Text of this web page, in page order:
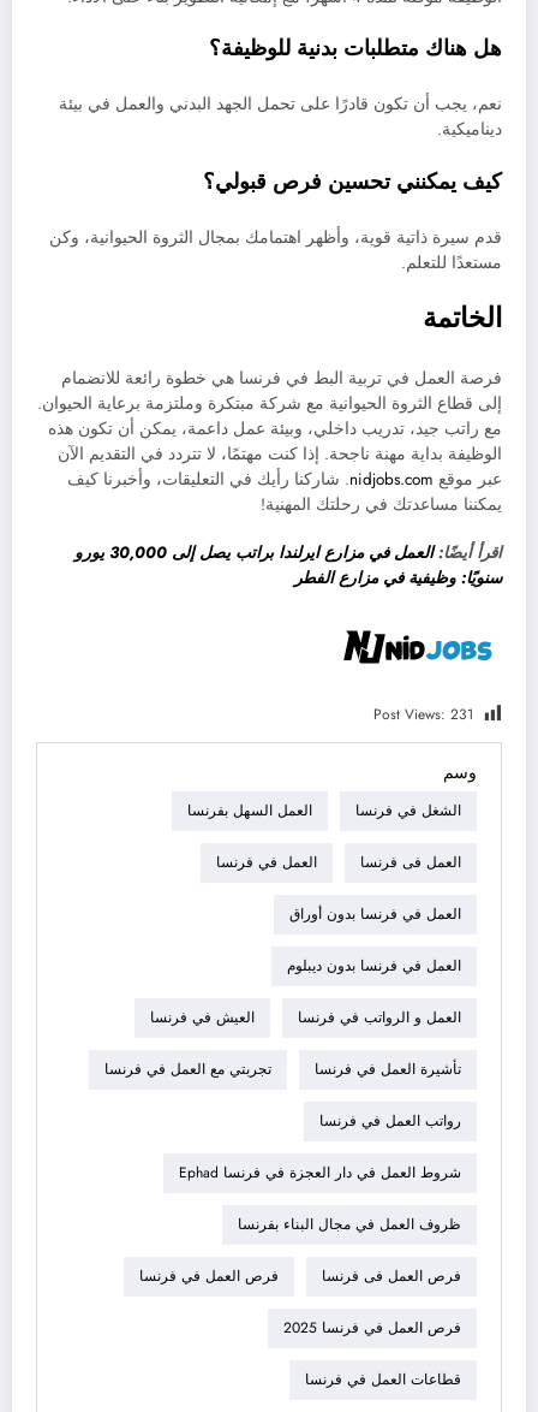
هل هناك متطلبات بدنية للوظيفة؟
نعم، يجب أن تكون قادرًا على تحمل الجهد البدني والعمل في بيئة
ديناميكية.
كيف يمكنني تحسين فرص قبولي؟
قدم سيرة ذاتية قوية، وأظهر اهتمامك بمجال الثروة الحيوانية، وكن
مستعدًا للتعلم.
الخاتمة
فرصة العمل في تربية البط في فرنسا هي خطوة رائعة للانضمام
إلى قطاع الثروة الحيوانية مع شركة مبتكرة وملتزمة برعاية الحيوان.
مع راتب جيد، تدريب داخلي، وبيئة عمل داعمة، يمكن أن تكون هذه
الوظيفة بداية مهنة ناجحة. إذا كنت مهتمًا، لا تتردد في التقديم الآن
عبر موقع nidjobs.com. شاركنا رأيك في التعليقات، وأخبرنا كيف
يمكننا مساعدتك في رحلتك المهنية!
اقرأ أيضًا:
العمل في مزارع ايرلندا براتب يصل إلى 30,000 يورو
سنويًا: وظيفية في مزارع الفطر
Post Views: 231
وسم
الشغل في فرنسا العمل السهل بفرنسا
العمل فى فرنسا العمل في فرنسا
العمل في فرنسا بدون أوراق
العمل في فرنسا بدون ديبلوم
العمل و الرواتب في فرنسا العيش في فرنسا
تأشيرة العمل في فرنسا تجربتي مع العمل في فرنسا
رواتب العمل في فرنسا
شروط العمل في دار العجزة في فرنسا Ephad
ظروف العمل في مجال البناء بفرنسا
فرص العمل فى فرنسا فرص العمل في فرنسا
فرص العمل في فرنسا 2025
قطاعات العمل في فرنسا